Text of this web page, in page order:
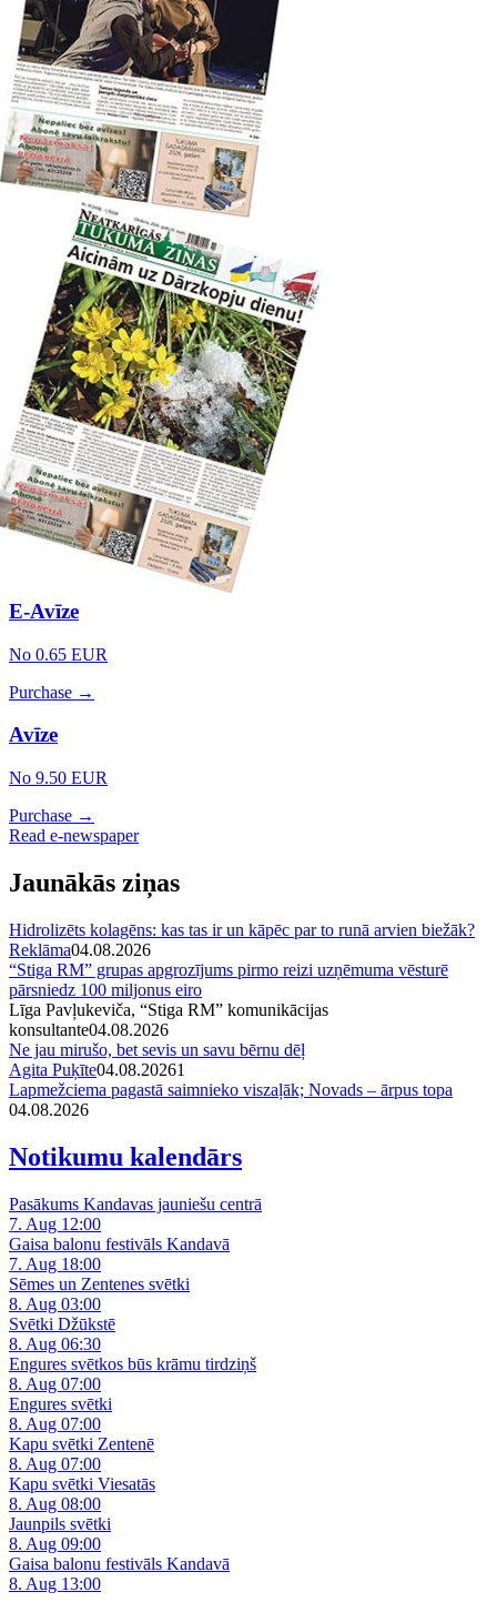
E-Avīze
No 0.65 EUR
Purchase →
Avīze
No 9.50 EUR
Purchase →
Read e-newspaper
Jaunākās ziņas
Hidrolizēts kolagēns: kas tas ir un kāpēc par to runā arvien biežāk?
Reklāma04.08.2026
“Stiga RM” grupas apgrozījums pirmo reizi uzņēmuma vēsturē
pārsniedz 100 miljonus eiro
Līga Pavļukeviča, “Stiga RM” komunikācijas
konsultante04.08.2026
Ne jau mirušo, bet sevis un savu bērnu dēļ
Agita Puķīte04.08.20261
Lapmežciema pagastā saimnieko viszaļāk; Novads – ārpus topa
04.08.2026
Notikumu kalendārs
Pasākums Kandavas jauniešu centrā
7. Aug 12:00
Gaisa balonu festivāls Kandavā
7. Aug 18:00
Sēmes un Zentenes svētki
8. Aug 03:00
Svētki Džūkstē
8. Aug 06:30
Engures svētkos būs krāmu tirdziņš
8. Aug 07:00
Engures svētki
8. Aug 07:00
Kapu svētki Zentenē
8. Aug 07:00
Kapu svētki Viesatās
8. Aug 08:00
Jaunpils svētki
8. Aug 09:00
Gaisa balonu festivāls Kandavā
8. Aug 13:00